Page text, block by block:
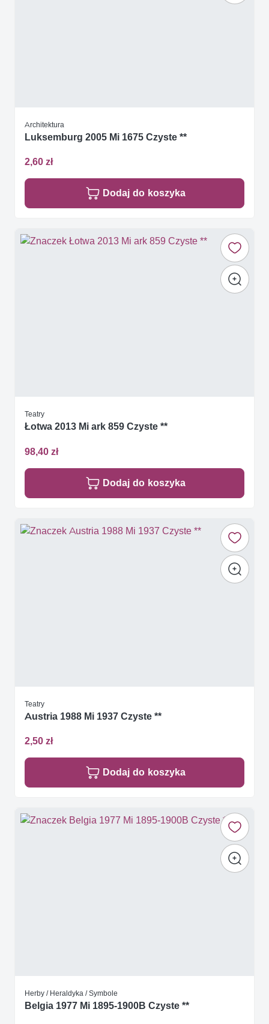
Architektura
Luksemburg 2005 Mi 1675 Czyste **
2,60 zł
Dodaj do koszyka
Teatry
Łotwa 2013 Mi ark 859 Czyste **
98,40 zł
Dodaj do koszyka
Teatry
Austria 1988 Mi 1937 Czyste **
2,50 zł
Dodaj do koszyka
Herby / Heraldyka / Symbole
Belgia 1977 Mi 1895-1900B Czyste **